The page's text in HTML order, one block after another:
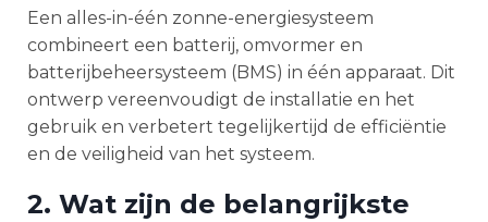
Een alles-in-één zonne-energiesysteem
combineert een batterij, omvormer en
batterijbeheersysteem (BMS) in één apparaat. Dit
ontwerp vereenvoudigt de installatie en het
gebruik en verbetert tegelijkertijd de efficiëntie
en de veiligheid van het systeem.
2. Wat zijn de belangrijkste